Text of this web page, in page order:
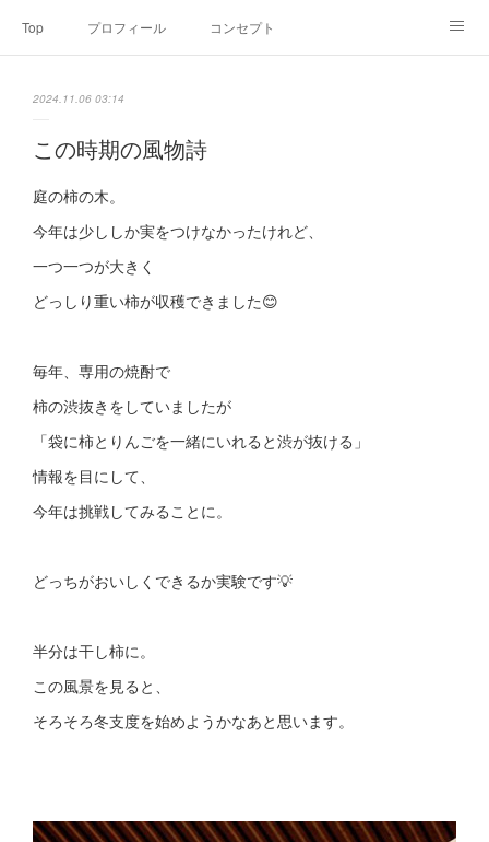
Top プロフィール コンセプト
SNS
2024.11.06 03:14
この時期の風物詩
庭の柿の木。
今年は少ししか実をつけなかったけれど、
一つ一つが大きく
どっしり重い柿が収穫できました😊
毎年、専用の焼酎で
柿の渋抜きをしていましたが
「袋に柿とりんごを一緒にいれると渋が抜ける」
情報を目にして、
今年は挑戦してみることに。
どっちがおいしくできるか実験です💡
半分は干し柿に。
この風景を見ると、
そろそろ冬支度を始めようかなあと思います。